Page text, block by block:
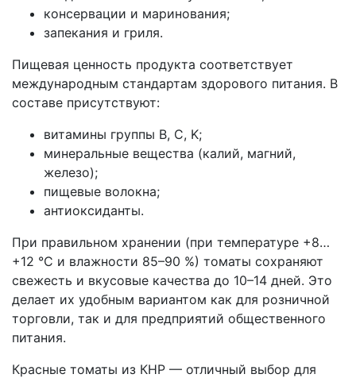
консервации и маринования;
запекания и гриля.
Пищевая ценность продукта соответствует
международным стандартам здорового питания. В
составе присутствуют:
витамины группы B, C, K;
минеральные вещества (калий, магний,
железо);
пищевые волокна;
антиоксиданты.
При правильном хранении (при температуре +8…
+12 °C и влажности 85–90 %) томаты сохраняют
свежесть и вкусовые качества до 10–14 дней. Это
делает их удобным вариантом как для розничной
торговли, так и для предприятий общественного
питания.
Красные томаты из КНР — отличный выбор для